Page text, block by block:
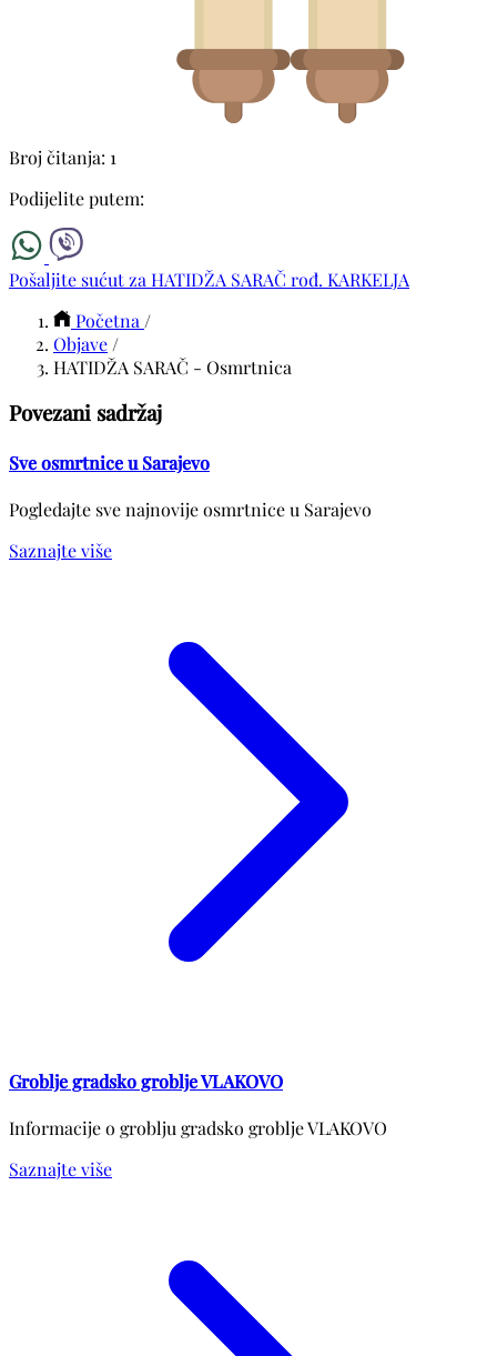
Broj čitanja: 1
Podijelite putem:
Pošaljite sućut za HATIDŽA SARAČ rođ. KARKELJA
Početna /
Objave /
HATIDŽA SARAČ - Osmrtnica
Povezani sadržaj
Sve osmrtnice u Sarajevo
Pogledajte sve najnovije osmrtnice u Sarajevo
Saznajte više
Groblje gradsko groblje VLAKOVO
Informacije o groblju gradsko groblje VLAKOVO
Saznajte više